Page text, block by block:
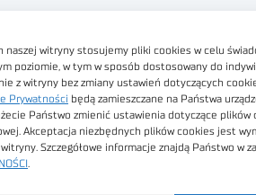
naszej witryny stosujemy pliki cookies w celu
poziomie, w tym w sposób dostosowany do
z witryny bez zmiany ustawień dotyczących
Prywatności będą zamieszczane na Państwa
Państwo zmienić ustawienia dotyczące plików
Akceptacja niezbędnych plików cookies jest
witryny. Szczegółowe informacje znajdą Państwo w
Dostępność cyfrowa
Regulamin Portalu
Regulamin sklepu